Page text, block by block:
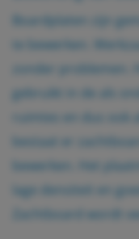
Boardplaten zijn
te bewerken.
zonder problemen.
gebruikt in de als
ruimtes en dus ook
bestaat er
bewerken. Het
lage densiteit en
Zachtboard wordt